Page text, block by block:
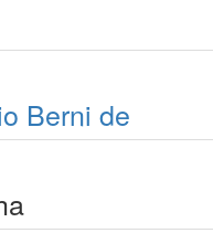
Berni de